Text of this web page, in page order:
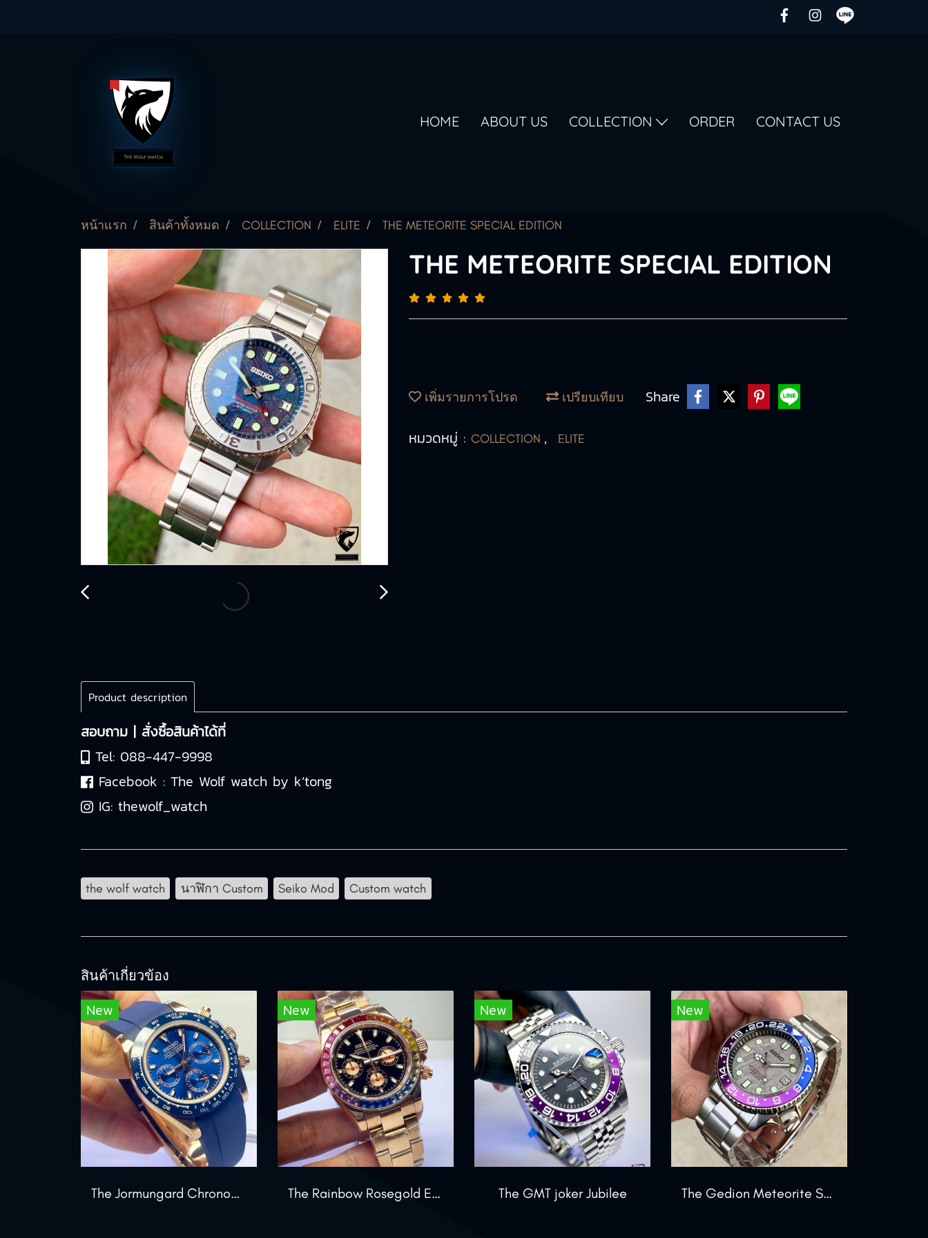
HOME ABOUT US COLLECTION ORDER CONTACT US
หน้าแรก สินค้าทั้งหมด COLLECTION ELITE THE METEORITE SPECIAL EDITION
THE METEORITE SPECIAL EDITION
เพิ่มรายการโปรด เปรียบเทียบ Share
หมวดหมู่ : COLLECTION , ELITE
Product description
สอบถาม | สั่งซื้อสินค้าได้ที่
Tel: 088-447-9998
Facebook : The Wolf watch by k’tong
IG: thewolf_watch
the wolf watch นาฬิกา Custom Seiko Mod Custom watch
สินค้าเกี่ยวข้อง
New
The Jormungard Chronograph
New
The Rainbow Rosegold Edition
New
The GMT joker Jubilee
New
The Gedion Meteorite Sport Edition